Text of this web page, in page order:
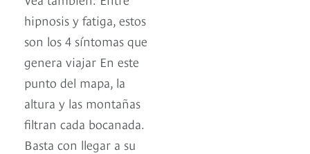
hipnosis y fatiga, estos
son los 4 síntomas que
genera viajar En este
punto del mapa, la
altura y las montañas
filtran cada bocanada.
Basta con llegar a su